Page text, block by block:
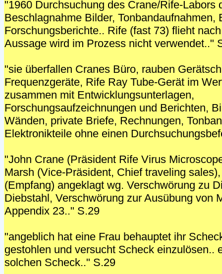
"1960 Durchsuchung des Crane/Rife-Labors
Beschlagnahme Bilder, Tonbandaufnahmen,
Forschungsberichte.. Rife (fast 73) flieht
Aussage wird im Prozess nicht verwendet.."
"sie überfallen Cranes Büro, rauben
Frequenzgeräte, Rife Ray Tube-Gerät im
zusammen mit Entwicklungsunterlagen,
Forschungsaufzeichnungen und Berichten,
Wänden, private Briefe, Rechnungen,
Elektronikteile ohne einen
"John Crane (Präsident Rife Virus
Marsh (Vice-Präsident, Chief traveling
(Empfang) angeklagt wg. Verschwörung zu
Diebstahl, Verschwörung zur Ausübung von
Appendix 23.." S.29
"angeblich hat eine Frau behauptet ihr
gestohlen und versucht Scheck einzulösen..
solchen Scheck.." S.29